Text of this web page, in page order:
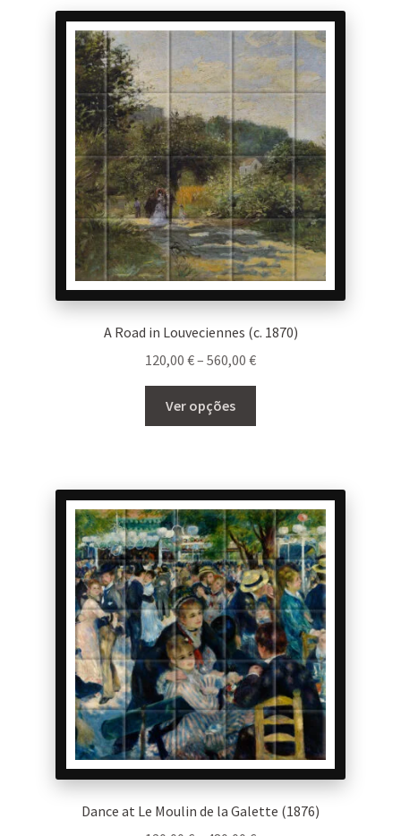
A Road in Louveciennes (c. 1870)
120,00 €– 560,00 €Price
through
Ver opções
The
options
may
be
chosen
on
the
product
page
Dance at Le Moulin de la Galette (1876)